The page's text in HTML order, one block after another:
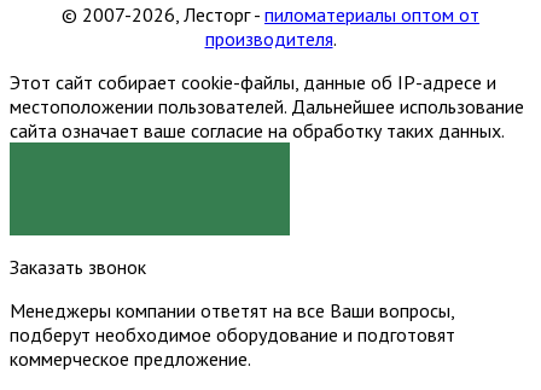
© 2007-2026, Лесторг - пиломатериалы оптом от
производителя.
Этот сайт собирает cookie-файлы, данные об IP-адресе и
местоположении пользователей. Дальнейшее использование
сайта означает ваше согласие на обработку таких данных.
Заказать звонок
Менеджеры компании ответят на все Ваши вопросы,
подберут необходимое оборудование и подготовят
коммерческое предложение.